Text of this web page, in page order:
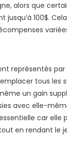
alors que
jusqu’à 100$.
représentés
tous les
un gain
avec elle-
car elle
en rendant le